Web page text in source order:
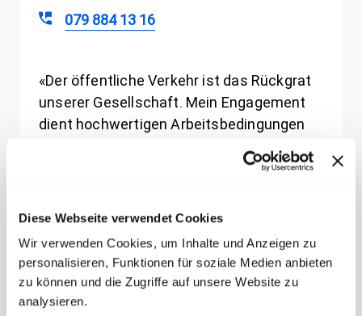
Diese Webseite verwendet Cookies
Wir verwenden Cookies, um Inhalte und Anzeigen zu
personalisieren, Funktionen für soziale Medien anbieten
zu können und die Zugriffe auf unsere Website zu
analysieren.
079 884 13 16
«Der öffentliche Verkehr ist das Rückgrat
unserer Gesellschaft. Mein Engagement
dient hochwertigen Arbeitsbedingungen